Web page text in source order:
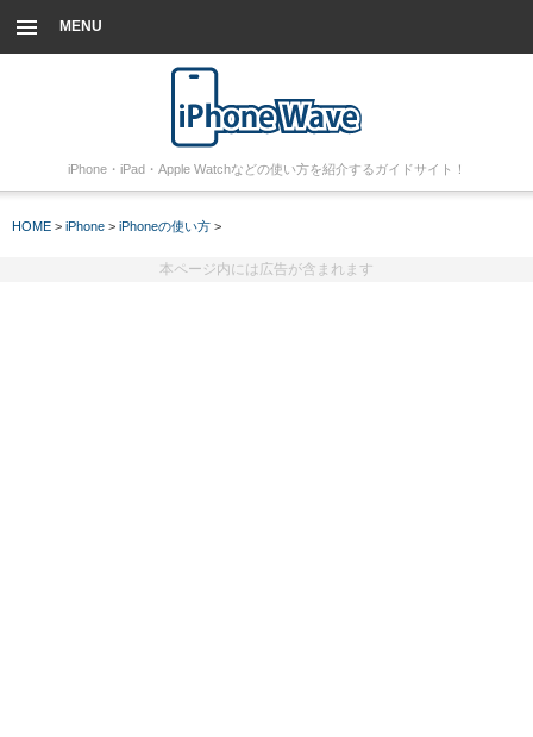
MENU
iPhone・iPad・Apple Watchなどの使い方を紹介するガイドサイト！
HOME > iPhone > iPhoneの使い方 >
本ページ内には広告が含まれます